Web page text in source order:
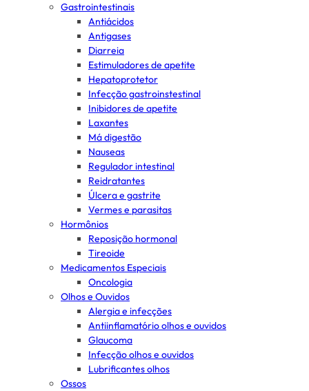
Gastrointestinais
Antiácidos
Antigases
Diarreia
Estimuladores de apetite
Hepatoprotetor
Infecção gastroinstestinal
Inibidores de apetite
Laxantes
Má digestão
Nauseas
Regulador intestinal
Reidratantes
Úlcera e gastrite
Vermes e parasitas
Hormônios
Reposição hormonal
Tireoide
Medicamentos Especiais
Oncologia
Olhos e Ouvidos
Alergia e infecções
Antiinflamatório olhos e ouvidos
Glaucoma
Infecção olhos e ouvidos
Lubrificantes olhos
Ossos